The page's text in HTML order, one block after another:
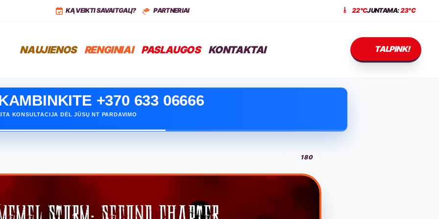
+37068399766KĄ VEIKTI SAVAITGALĮ? PARTNERIAI 22°CJUNTAMA:23°C
NAUJIENOS RENGINIAI PASLAUGOS KONTAKTAI TALPINK!
+370 633 06666
KONSULTACIJA DĖL JŪSŲ NT PARDAVIMO
180